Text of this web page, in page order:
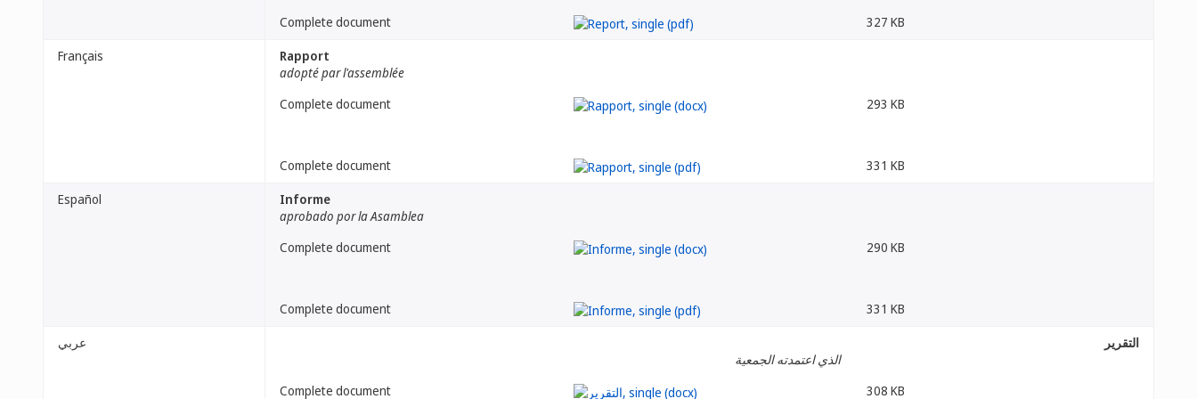
Complete document 327 KB
Français
Rapport
adopté par l'assemblée
Complete document
293 KB
Complete document 331 KB
Español
Informe
aprobado por la Asamblea
Complete document
290 KB
Complete document 331 KB
عربي
التقرير
الذي اعتمدته الجمعية
Complete document
308 KB